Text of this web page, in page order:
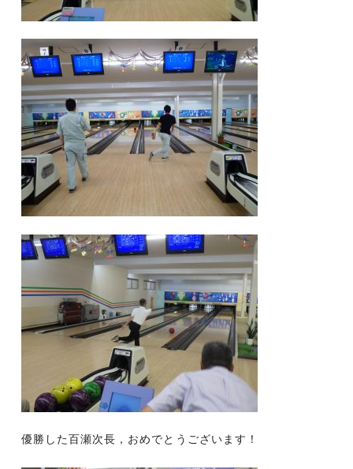
優勝した百瀬次長，おめでとうございます！